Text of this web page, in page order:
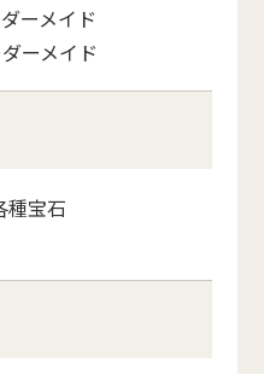
ーメイド
ーメイド
種宝石